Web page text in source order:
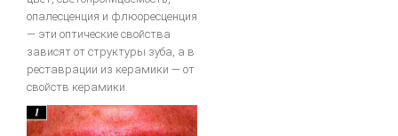
опалесценция и флюоресценция
— эти оптические свойства
зависят от структуры зуба, а в
реставрации из керамики — от
свойств керамики.